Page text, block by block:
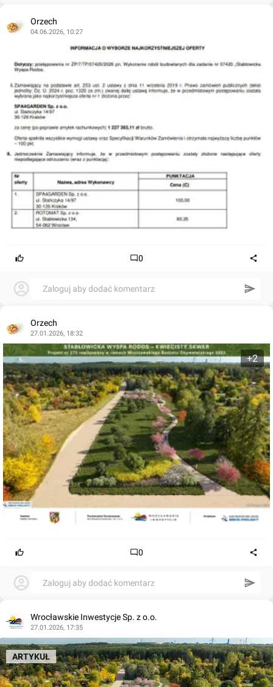
Orzech
04.06.2026, 10:27
0
Zaloguj aby dodać komentarz
Orzech
27.01.2026, 18:32
+2
0
Zaloguj aby dodać komentarz
Wrocławskie Inwestycje Sp. z o.o.
27.01.2026, 17:35
ARTYKUŁ